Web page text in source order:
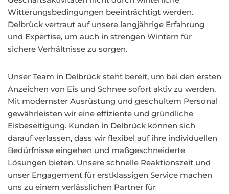
Witterungsbedingungen beeinträchtigt werden.
Delbrück vertraut auf unsere langjährige Erfahrung
und Expertise, um auch in strengen Wintern für
sichere Verhältnisse zu sorgen.
Unser Team in Delbrück steht bereit, um bei den ersten
Anzeichen von Eis und Schnee sofort aktiv zu werden.
Mit modernster Ausrüstung und geschultem Personal
gewährleisten wir eine effiziente und gründliche
Eisbeseitigung. Kunden in Delbrück können sich
darauf verlassen, dass wir flexibel auf ihre individuellen
Bedürfnisse eingehen und maßgeschneiderte
Lösungen bieten. Unsere schnelle Reaktionszeit und
unser Engagement für erstklassigen Service machen
uns zu einem verlässlichen Partner für